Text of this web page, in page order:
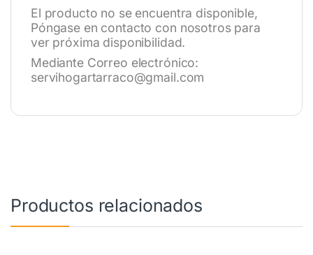
El producto no se encuentra disponible,
Póngase en contacto con nosotros para
ver próxima disponibilidad.
Mediante Correo electrónico:
servihogartarraco@gmail.com
Productos relacionados